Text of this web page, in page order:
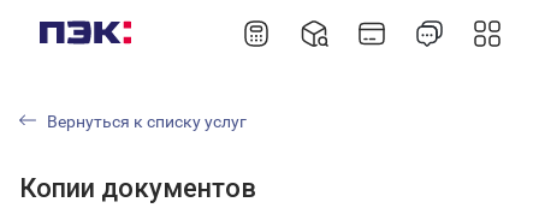
Вернуться к списку услуг
Копии документов